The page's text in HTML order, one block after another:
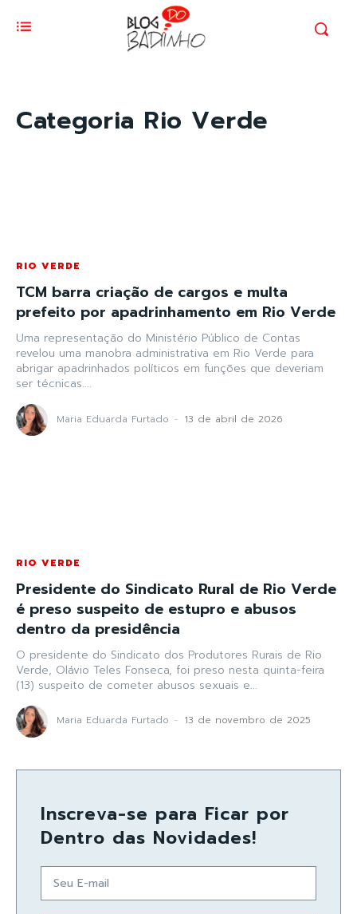
Categoria Rio Verde
RIO VERDE
TCM barra criação de cargos e multa
prefeito por apadrinhamento em Rio Verde
Uma representação do Ministério Público de Contas
revelou uma manobra administrativa em Rio Verde para
abrigar apadrinhados políticos em funções que deveriam
ser técnicas....
Maria Eduarda Furtado - 13 de abril de 2026
RIO VERDE
Presidente do Sindicato Rural de Rio Verde
é preso suspeito de estupro e abusos
dentro da presidência
O presidente do Sindicato dos Produtores Rurais de Rio
Verde, Olávio Teles Fonseca, foi preso nesta quinta-feira
(13) suspeito de cometer abusos sexuais e...
Maria Eduarda Furtado - 13 de novembro de 2025
Inscreva-se para Ficar por
Dentro das Novidades!